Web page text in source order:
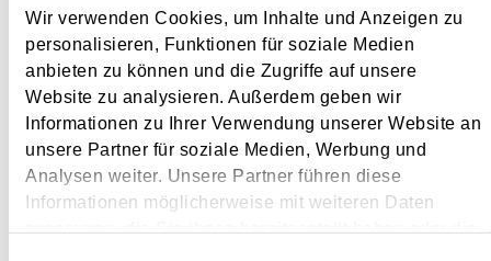
Wir verwenden Cookies, um Inhalte und Anzeigen zu
personalisieren, Funktionen für soziale Medien
anbieten zu können und die Zugriffe auf unsere
Website zu analysieren. Außerdem geben wir
Informationen zu Ihrer Verwendung unserer Website an
unsere Partner für soziale Medien, Werbung und
Analysen weiter. Unsere Partner führen diese
Informationen möglicherweise mit weiteren Daten
zusammen, die Sie ihnen bereitgestellt haben oder die
Im Dezember 2023 hat der Nationalrat noch einige wichtige
Gesetze beschlossen, die Auswirkungen auf die Steuer und
auf das Wirtschaftsleben haben. Nachfolgend sind sie
überblickmäßig dargestellt. Start-up-Förderungsgesetz Das
von BMF und BMJ ins Leben gerufene...
Langtext
empfehlen drucken
Steuertermine 2024